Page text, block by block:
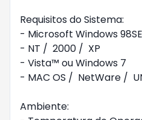
Requisitos do Sistema:
- Microsoft Windows 98SE
- NT /  2000 /  XP
- Vista™ ou Windows 7
- MAC OS /  NetWare /
Ambiente: